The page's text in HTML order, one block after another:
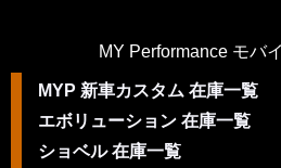
MY Performance モバ
MYP 新車カスタム 在庫一覧
エボリューション 在庫一覧
ショベル 在庫一覧